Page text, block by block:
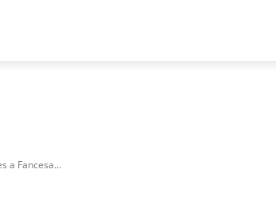
a Fancesa...